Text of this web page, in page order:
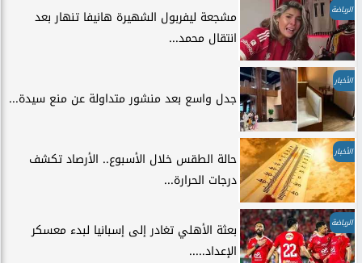
الرياضة
مشجعة ليفربول الشهيرة هانيفا تنهار بعد
انتقال محمد...
الأخبار
جدل واسع بعد منشور متداولة عن منع سيدة...
الأخبار
حالة الطقس خلال الأسبوع.. الأرصاد تكشف
درجات الحرارة...
الرياضة
بعثة الأهلي تغادر إلى إسبانيا لبدء معسكر
الإعداد.....